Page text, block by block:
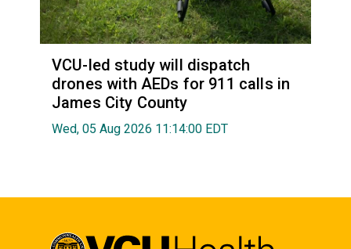
VCU-led study will dispatch
drones with AEDs for 911 calls in
James City County
Wed, 05 Aug 2026 11:14:00 EDT